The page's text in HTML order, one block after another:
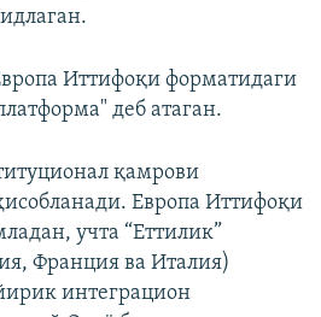
Иттифоқи форматидаги
деб атаган.
қамрови
Европа Иттифоқи
учта “Еттилик”
Франция ва Италия)
интеграцион